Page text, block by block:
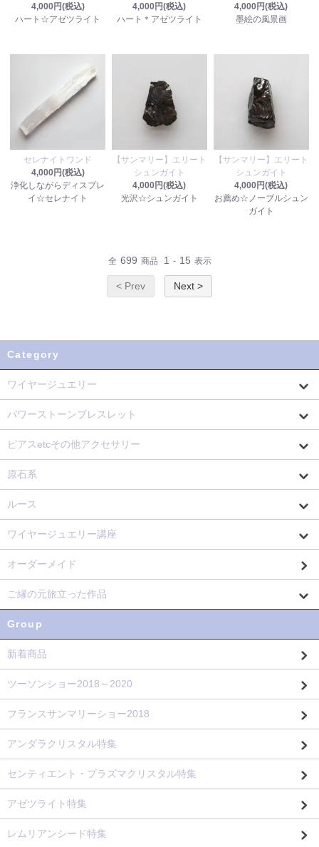
4,000円(税込)
ハート☆アゼツライト
4,000円(税込)
ハート＊アゼツライト
4,000円(税込)
墨絵の風景画
セレナイトワンド
4,000円(税込)
浄化しながらディスプレ
イ☆セレナイト
【サンマリー】エリート
シュンガイト
4,000円(税込)
光沢☆シュンガイト
【サンマリー】エリート
シュンガイト
4,000円(税込)
お薦め☆ノーブルシュン
ガイト
全 699 商品 1 - 15 表示
< Prev Next >
Category
ワイヤージュエリー
パワーストーンブレスレット
ピアスetcその他アクセサリー
原石系
ルース
ワイヤージュエリー講座
オーダーメイド
ご縁の元旅立った作品
Group
新着商品
ツーソンショー2018～2020
フランスサンマリーショー2018
アンダラクリスタル特集
センティエント・プラズマクリスタル特集
アゼツライト特集
レムリアンシード特集